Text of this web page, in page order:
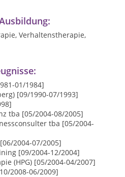
Verhaltenstherapie,
01/1984]
[09/1990-07/1993]
tba [05/2004-08/2005]
tba [05/2004-
2004-07/2005]
[09/2004-12/2004]
(HPG) [05/2004-04/2007]
2008-06/2009]